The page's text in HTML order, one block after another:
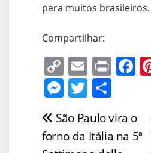
para muitos brasileiros.
Compartilhar:
C
o
p
y
Li
E
m
ai
l
Pr F
e
b
M
ss
e
T
w
itt
er
h
ar
e
Navegação
de
São Paulo vira o
forno da Itália na 5ª